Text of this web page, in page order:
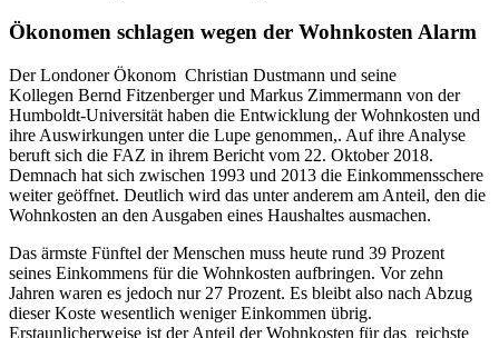
Ökonomen schlagen wegen der Wohnkosten Alarm
Der Londoner Ökonom Christian Dustmann und seine
Kollegen Bernd Fitzenberger und Markus Zimmermann von der
Humboldt-Universität haben die Entwicklung der Wohnkosten und
ihre Auswirkungen unter die Lupe genommen,. Auf ihre Analyse
beruft sich die FAZ in ihrem Bericht vom 22. Oktober 2018.
Demnach hat sich zwischen 1993 und 2013 die Einkommensschere
weiter geöffnet. Deutlich wird das unter anderem am Anteil, den die
Wohnkosten an den Ausgaben eines Haushaltes ausmachen.
Das ärmste Fünftel der Menschen muss heute rund 39 Prozent
seines Einkommens für die Wohnkosten aufbringen. Vor zehn
Jahren waren es jedoch nur 27 Prozent. Es bleibt also nach Abzug
dieser Koste wesentlich weniger Einkommen übrig.
Erstaunlicherweise ist der Anteil der Wohnkosten für das reichste